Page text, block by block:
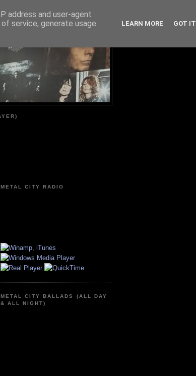
METAL CITY RADIO
METAL CITY BALLADS (ALL DAY
& ALL NIGHT)
address and user-agent
service, generate usage
LEARN MORE GOT IT